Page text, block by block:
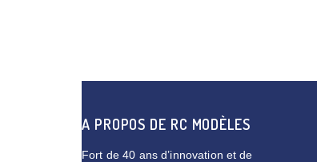
A PROPOS DE RC MODÈLES
Fort de 40 ans d’innovation et de